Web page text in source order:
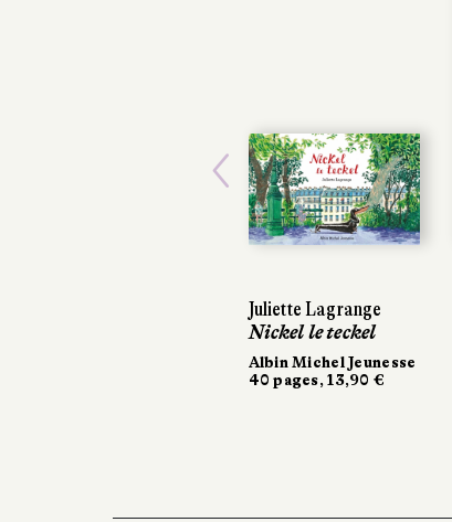
Juliette Lagrange
Nickel le teckel
Albin Michel Jeunesse
40 pages, 13,90 €
Previous